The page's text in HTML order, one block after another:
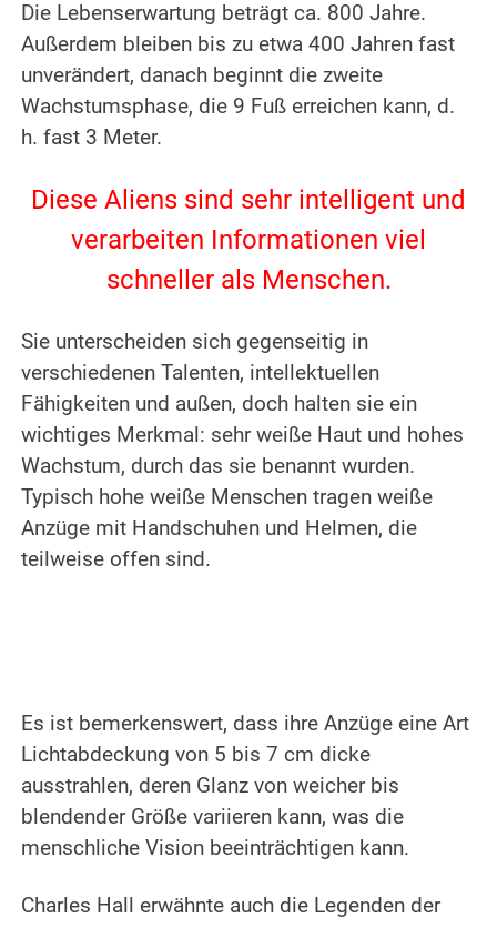
Die Lebenserwartung beträgt ca. 800 Jahre.
Außerdem bleiben bis zu etwa 400 Jahren fast
unverändert, danach beginnt die zweite
Wachstumsphase, die 9 Fuß erreichen kann, d.
h. fast 3 Meter.
Diese Aliens sind sehr intelligent und
verarbeiten Informationen viel
schneller als Menschen.
Sie unterscheiden sich gegenseitig in
verschiedenen Talenten, intellektuellen
Fähigkeiten und außen, doch halten sie ein
wichtiges Merkmal: sehr weiße Haut und hohes
Wachstum, durch das sie benannt wurden.
Typisch hohe weiße Menschen tragen weiße
Anzüge mit Handschuhen und Helmen, die
teilweise offen sind.
Es ist bemerkenswert, dass ihre Anzüge eine Art
Lichtabdeckung von 5 bis 7 cm dicke
ausstrahlen, deren Glanz von weicher bis
blendender Größe variieren kann, was die
menschliche Vision beeinträchtigen kann.
Charles Hall erwähnte auch die Legenden der